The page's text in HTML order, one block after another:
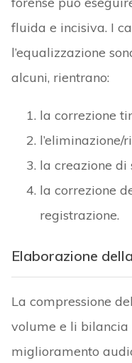
fluida e incisiva. I
l’equalizzazione
alcuni, rientrano:
la correzione
la creazione di
la correzione
registrazione.
Elaborazione
La compressione
volume e li bilancia
miglioramento